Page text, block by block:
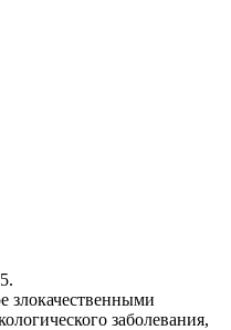
злокачественными
заболевания,